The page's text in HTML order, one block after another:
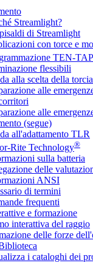
Streamlight?
di Streamlight
con torce e
TEN-TAP
flessibili
alla scelta della
alle
alle
(segue)
all'adattamento TLR
Rite Technology®
sulla batteria
delle
ANSI
di termini
frequenti
e formazione
interattiva del raggio
delle forze
i cataloghi dei